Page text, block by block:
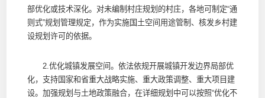
部优化或技术深化。对未编制村庄规划的村庄，各地可制定“通
则式”规划管理规定，作为实施国土空间用途管制、核发乡村建
设规划许可的依据。
2.优化城镇发展空间。依法依规开展城镇开发边界局部优
化，支持国家和省重大战略实施、重大政策调整、重大项目建
设。加强规划与土地政策融合，在详细规划中可以按照“优化不